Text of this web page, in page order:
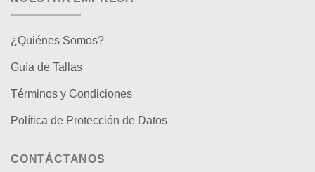
¿Quiénes Somos?
Guía de Tallas
Términos y Condiciones
Política de Protección de Datos
CONTÁCTANOS